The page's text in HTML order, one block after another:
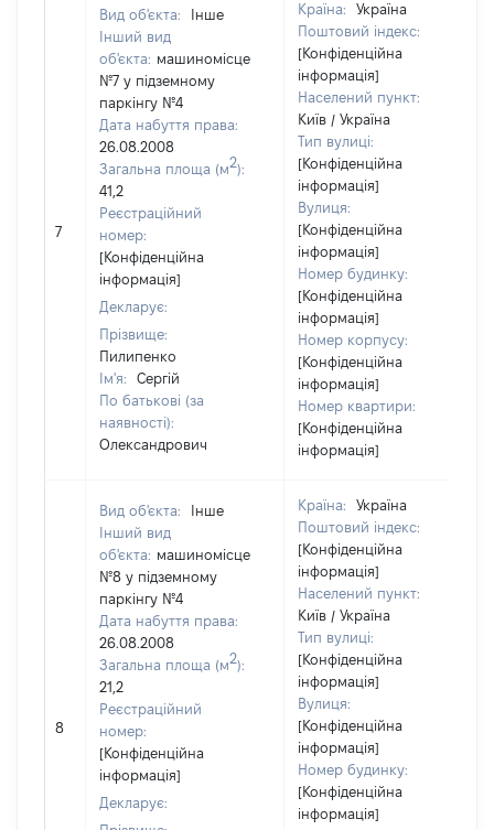
7
Вид об'єкта:
Інше
Інший вид
об'єкта: машиномісце
№7 у підземному
паркінгу №4
Дата набуття права:
26.08.2008
Загальна площа (м2):
41,2
Реєстраційний
номер:
[Конфіденційна
інформація]
Декларує:
Прізвище:
Пилипенко
Ім'я:
Сергій
По батькові (за
наявності):
Олександрович
Країна:
Україна
Поштовий індекс:
[Конфіденційна
інформація]
Населений пункт:
Київ / Україна
Тип вулиці:
[Конфіденційна
інформація]
Вулиця:
[Конфіденційна
інформація]
Номер будинку:
[Конфіденційна
інформація]
Номер корпусу:
[Конфіденційна
інформація]
Номер квартири:
[Конфіденційна
інформація]
8
Вид об'єкта:
Інше
Інший вид
об'єкта: машиномісце
№8 у підземному
паркінгу №4
Дата набуття права:
26.08.2008
Загальна площа (м2):
21,2
Реєстраційний
номер:
[Конфіденційна
інформація]
Декларує:
Країна:
Україна
Поштовий індекс:
[Конфіденційна
інформація]
Населений пункт:
Київ / Україна
Тип вулиці:
[Конфіденційна
інформація]
Вулиця:
[Конфіденційна
інформація]
Номер будинку:
[Конфіденційна
інформація]